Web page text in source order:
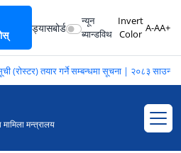
ड्यासबोर्ड
न्यून
ब्यान्डविथ
Invert
Color
A-AA+
(रोस्टर) तयार गर्ने सम्बन्धमा सूचना | २०८३ साउन
मन्त्रालय